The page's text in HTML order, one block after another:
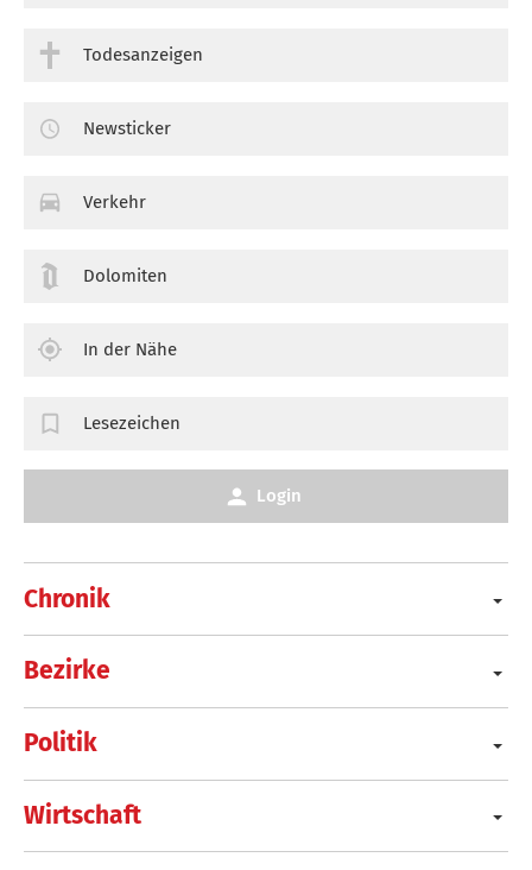
Chronik
Bezirke
Politik
Wirtschaft
Todesanzeigen
Newsticker
Verkehr
Dolomiten
In der Nähe
Lesezeichen
Login